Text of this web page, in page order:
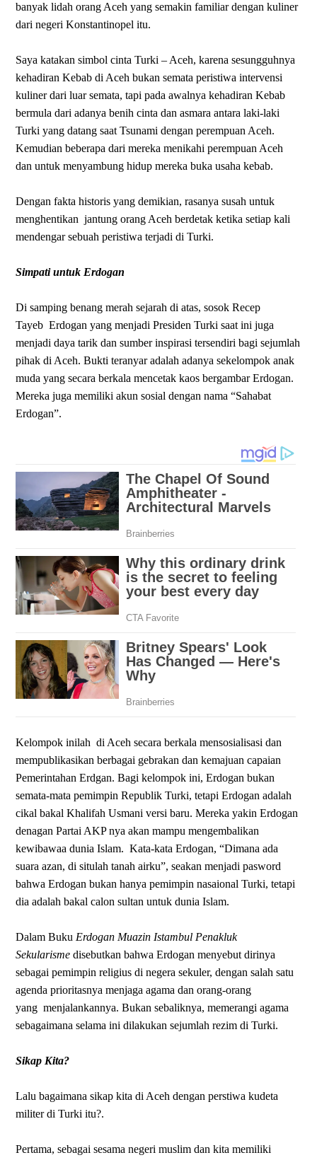
banyak lidah orang Aceh yang semakin familiar dengan kuliner
dari negeri Konstantinopel itu.
Saya katakan simbol cinta Turki – Aceh, karena sesungguhnya
kehadiran Kebab di Aceh bukan semata peristiwa intervensi
kuliner dari luar semata, tapi pada awalnya kehadiran Kebab
bermula dari adanya benih cinta dan asmara antara laki-laki
Turki yang datang saat Tsunami dengan perempuan Aceh.
Kemudian beberapa dari mereka menikahi perempuan Aceh
dan untuk menyambung hidup mereka buka usaha kebab.
Dengan fakta historis yang demikian, rasanya susah untuk
menghentikan jantung orang Aceh berdetak ketika setiap kali
mendengar sebuah peristiwa terjadi di Turki.
Simpati untuk Erdogan
Di samping benang merah sejarah di atas, sosok Recep
Tayeb Erdogan yang menjadi Presiden Turki saat ini juga
menjadi daya tarik dan sumber inspirasi tersendiri bagi sejumlah
pihak di Aceh. Bukti teranyar adalah adanya sekelompok anak
muda yang secara berkala mencetak kaos bergambar Erdogan.
Mereka juga memiliki akun sosial dengan nama “Sahabat
Erdogan”.
Kelompok inilah di Aceh secara berkala mensosialisasi dan
mempublikasikan berbagai gebrakan dan kemajuan capaian
Pemerintahan Erdgan. Bagi kelompok ini, Erdogan bukan
semata-mata pemimpin Republik Turki, tetapi Erdogan adalah
cikal bakal Khalifah Usmani versi baru. Mereka yakin Erdogan
denagan Partai AKP nya akan mampu mengembalikan
kewibawaa dunia Islam. Kata-kata Erdogan, “Dimana ada
suara azan, di situlah tanah airku”, seakan menjadi pasword
bahwa Erdogan bukan hanya pemimpin nasaional Turki, tetapi
dia adalah bakal calon sultan untuk dunia Islam.
Dalam Buku Erdogan Muazin Istambul Penakluk
Sekularisme disebutkan bahwa Erdogan menyebut dirinya
sebagai pemimpin religius di negera sekuler, dengan salah satu
agenda prioritasnya menjaga agama dan orang-orang
yang menjalankannya. Bukan sebaliknya, memerangi agama
sebagaimana selama ini dilakukan sejumlah rezim di Turki.
Sikap Kita?
Lalu bagaimana sikap kita di Aceh dengan perstiwa kudeta
militer di Turki itu?.
Pertama, sebagai sesama negeri muslim dan kita memiliki